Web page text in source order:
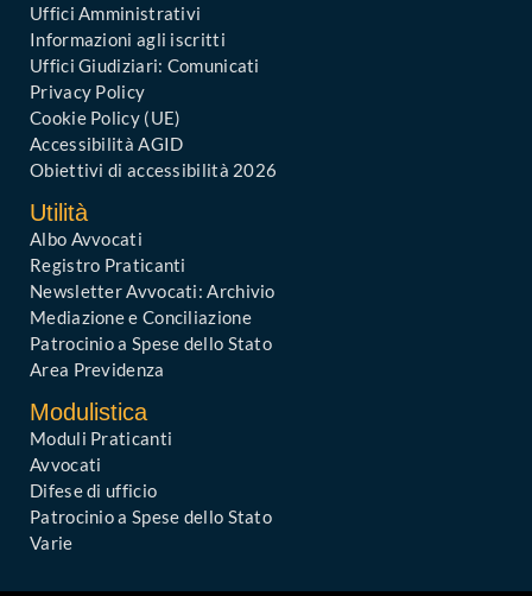
Uffici Amministrativi
Informazioni agli iscritti
Uffici Giudiziari: Comunicati
Privacy Policy
Cookie Policy (UE)
Accessibilità AGID
Obiettivi di accessibilità 2026
Utilità
Albo Avvocati
Registro Praticanti
Newsletter Avvocati: Archivio
Mediazione e Conciliazione
Patrocinio a Spese dello Stato
Area Previdenza
Modulistica
Moduli Praticanti
Avvocati
Difese di ufficio
Patrocinio a Spese dello Stato
Varie